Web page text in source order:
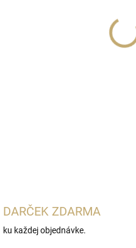
DARČEK ZDARMA
ku každej objednávke.